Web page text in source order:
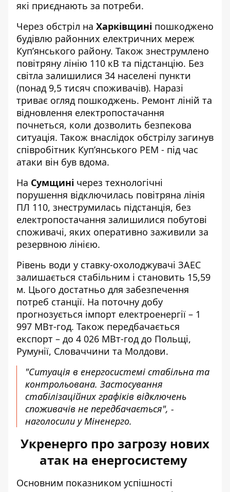
які приєднають за потреби.
Через обстріл на Харківщині пошкоджено
будівлю районних електричних мереж
Куп’янського району. Також знеструмлено
повітряну лінію 110 кВ та підстанцію. Без
світла залишилися 34 населені пункти
(понад 9,5 тисяч споживачів). Наразі
триває огляд пошкоджень. Ремонт ліній та
відновлення електропостачання
почнеться, коли дозволить безпекова
ситуація. Також внаслідок обстрілу загинув
співробітник Куп’янського РЕМ - під час
атаки він був вдома.
На Сумщині через технологічні
порушення відключилась повітряна лінія
ПЛ 110, знеструмилась підстанція, без
електропостачання залишилися побутові
споживачі, яких оперативно заживили за
резервною лінією.
Рівень води у ставку-охолоджувачі ЗАЕС
залишається стабільним і становить 15,59
м. Цього достатньо для забезпечення
потреб станції. На поточну добу
прогнозується імпорт електроенергії – 1
997 МВт-год. Також передбачається
експорт – до 4 026 МВт-год до Польщі,
Румунії, Словаччини та Молдови.
"Ситуація в енергосистемі стабільна та
контрольована. Застосування
стабілізаційних графіків відключень
споживачів не передбачається", -
наголосили у Міненерго.
Укренерго про загрозу нових
атак на енергосистему
Основним показником успішності